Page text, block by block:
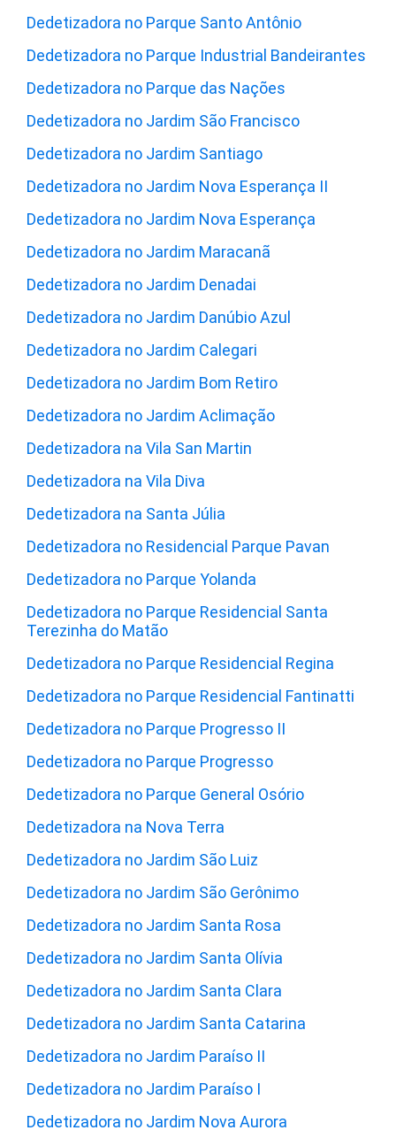
Dedetizadora no Parque Santo Antônio
Dedetizadora no Parque Industrial Bandeirantes
Dedetizadora no Parque das Nações
Dedetizadora no Jardim São Francisco
Dedetizadora no Jardim Santiago
Dedetizadora no Jardim Nova Esperança II
Dedetizadora no Jardim Nova Esperança
Dedetizadora no Jardim Maracanã
Dedetizadora no Jardim Denadai
Dedetizadora no Jardim Danúbio Azul
Dedetizadora no Jardim Calegari
Dedetizadora no Jardim Bom Retiro
Dedetizadora no Jardim Aclimação
Dedetizadora na Vila San Martin
Dedetizadora na Vila Diva
Dedetizadora na Santa Júlia
Dedetizadora no Residencial Parque Pavan
Dedetizadora no Parque Yolanda
Dedetizadora no Parque Residencial Santa
Terezinha do Matão
Dedetizadora no Parque Residencial Regina
Dedetizadora no Parque Residencial Fantinatti
Dedetizadora no Parque Progresso II
Dedetizadora no Parque Progresso
Dedetizadora no Parque General Osório
Dedetizadora na Nova Terra
Dedetizadora no Jardim São Luiz
Dedetizadora no Jardim São Gerônimo
Dedetizadora no Jardim Santa Rosa
Dedetizadora no Jardim Santa Olívia
Dedetizadora no Jardim Santa Clara
Dedetizadora no Jardim Santa Catarina
Dedetizadora no Jardim Paraíso II
Dedetizadora no Jardim Paraíso I
Dedetizadora no Jardim Nova Aurora